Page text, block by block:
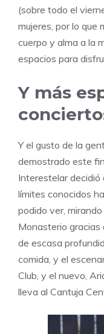
(sobre todo el
mujeres, por lo que
cuerpo y alma a la
espacios para
Y más
Y el gusto de la
demostrado este
Interestelar decidió
límites conocidos
podido ver,
Monasterio gracias
de escasa
comida, y el
Club, y el nuevo,
lleva al Cantuja